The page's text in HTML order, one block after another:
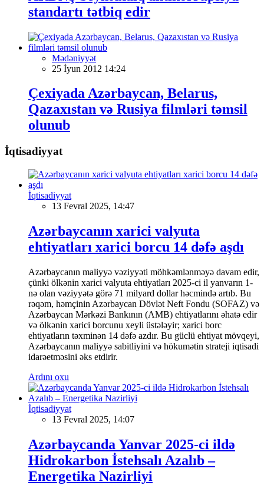
standartı tətbiq edir
Mədəniyyət
25 İyun 2012 14:24
Çexiyada Azərbaycan, Belarus,
Qazaxıstan və Rusiya filmləri təmsil
olunub
İqtisadiyyat
İqtisadiyyat
13 Fevral 2025, 14:47
Azərbaycanın xarici valyuta
ehtiyatları xarici borcu 14 dəfə aşdı
Azərbaycanın maliyyə vəziyyəti möhkəmlənməyə davam edir,
çünki ölkənin xarici valyuta ehtiyatları 2025-ci il yanvarın 1-
nə olan vəziyyətə görə 71 milyard dollar həcmində artıb. Bu
rəqəm, həmçinin Azərbaycan Dövlət Neft Fondu (SOFAZ) və
Azərbaycan Mərkəzi Bankının (AMB) ehtiyatlarını əhatə edir
və ölkənin xarici borcunu xeyli üstələyir; xarici borc
ehtiyatların təxminən 14 dəfə azdır. Bu güclü ehtiyat mövqeyi,
Azərbaycanın maliyyə sabitliyini və hökumətin strateji iqtisadi
idarəetməsini əks etdirir.
Ardını oxu
İqtisadiyyat
13 Fevral 2025, 14:07
Azərbaycanda Yanvar 2025-ci ildə
Hidrokarbon İstehsalı Azalıb –
Energetika Nazirliyi